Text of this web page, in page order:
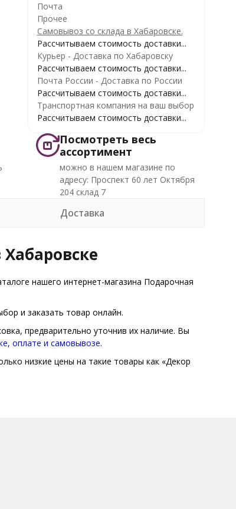
Почта
Прочее
Самовывоз со склада в Хабаровске.
Рассчитываем стоимость доставки...
Курьер - Доставка по Хабаровску
Рассчитываем стоимость доставки...
Почта России - Доставка по России
Рассчитываем стоимость доставки...
Транспортная компания на ваш выбор
Рассчитываем стоимость доставки...
Посмотреть весь
ассортимент
можно в нашем магазине по
адресу: Проспект 60 лет Октября
204 склад 7
Доставка
нашего интернет-магазина Подарочная
и заказать товар онлайн.
предварительно уточнив их наличие. Вы
оплате и самовывозе.
низкие цены на такие товары как «Декор